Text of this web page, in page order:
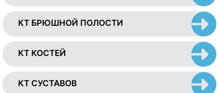
КТ БРЮШНОЙ ПОЛОСТИ
КТ КОСТЕЙ
КТ СУСТАВОВ